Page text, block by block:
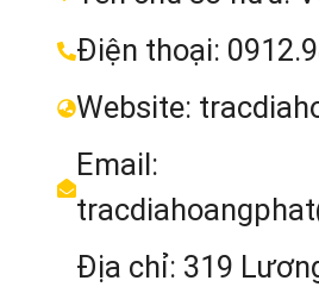
Điện thoại:
Website:
Email:
Địa chỉ: 319